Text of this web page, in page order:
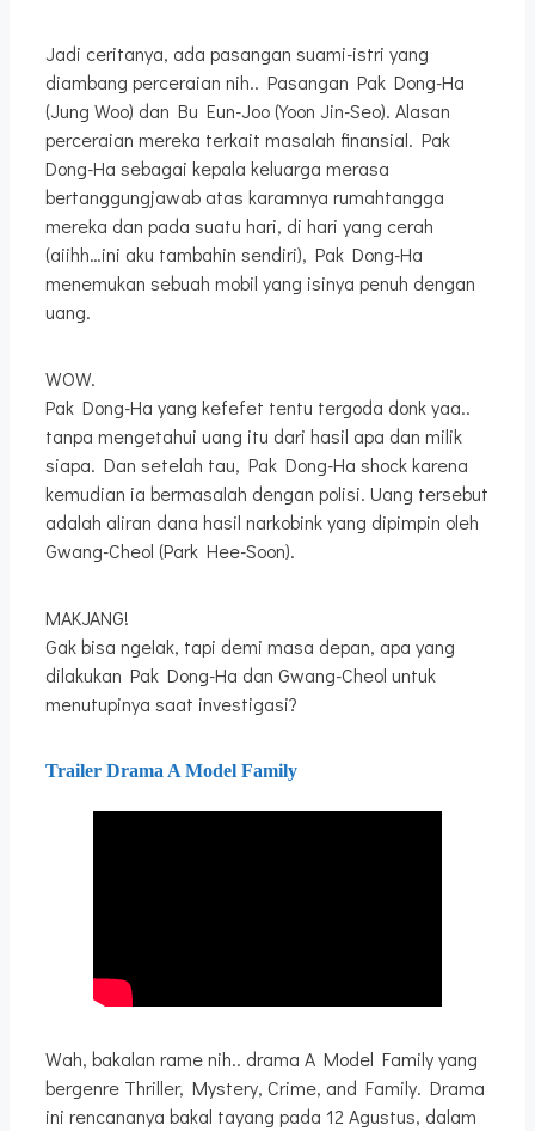
Jadi ceritanya, ada pasangan suami-istri yang
diambang perceraian nih.. Pasangan Pak Dong-Ha
(Jung Woo) dan Bu Eun-Joo (Yoon Jin-Seo). Alasan
perceraian mereka terkait masalah finansial. Pak
Dong-Ha sebagai kepala keluarga merasa
bertanggungjawab atas karamnya rumahtangga
mereka dan pada suatu hari, di hari yang cerah
(aiihh…ini aku tambahin sendiri), Pak Dong-Ha
menemukan sebuah mobil yang isinya penuh dengan
uang.
WOW.
Pak Dong-Ha yang kefefet tentu tergoda donk yaa..
tanpa mengetahui uang itu dari hasil apa dan milik
siapa. Dan setelah tau, Pak Dong-Ha shock karena
kemudian ia bermasalah dengan polisi. Uang tersebut
adalah aliran dana hasil narkobink yang dipimpin oleh
Gwang-Cheol (Park Hee-Soon).
MAKJANG!
Gak bisa ngelak, tapi demi masa depan, apa yang
dilakukan Pak Dong-Ha dan Gwang-Cheol untuk
menutupinya saat investigasi?
Trailer Drama A Model Family
Wah, bakalan rame nih.. drama A Model Family yang
bergenre Thriller, Mystery, Crime, and Family. Drama
ini rencananya bakal tayang pada 12 Agustus, dalam